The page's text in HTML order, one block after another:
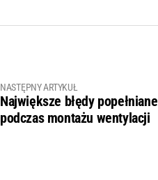
NASTĘPNY ARTYKUŁ
Największe błędy popełniane
podczas montażu wentylacji